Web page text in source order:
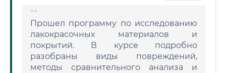
Прошел программу по исследованию
лакокрасочных материалов и
покрытий. В курсе подробно
разобраны виды повреждений,
методы сравнительного анализа и